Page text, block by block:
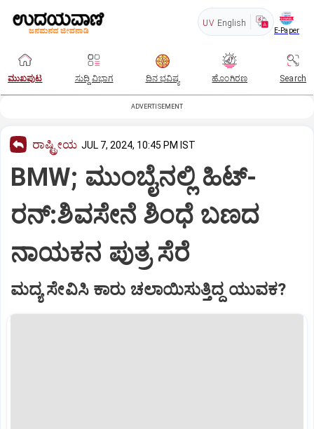
UV English
E-Paper
ಮುಖಪುಟ ಸುದ್ದಿ ವಿಭಾಗ ದಿನ ಭವಿಷ್ಯ ಹೊಂಗಿರಣ Search
ADVERTISEMENT
ರಾಷ್ಟ್ರೀಯ JUL 7, 2024, 10:45 PM IST
BMW; ಮುಂಬೈನಲ್ಲಿ ಹಿಟ್‌-
ರನ್‌:ಶಿವಸೇನೆ ಶಿಂಧೆ ಬಣದ
ನಾಯಕನ ಪುತ್ರ ಸೆರೆ
ಮದ್ಯ ಸೇವಿಸಿ ಕಾರು ಚಲಾಯಿಸುತ್ತಿದ್ದ ಯುವಕ?